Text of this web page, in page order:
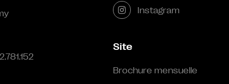
Instagram
Site
Brochure mensuelle